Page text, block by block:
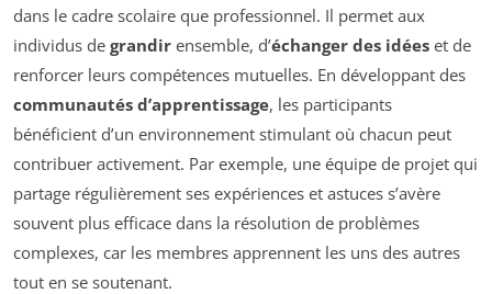
dans le cadre scolaire que professionnel. Il permet aux
individus de grandir ensemble, d’échanger des idées et de
renforcer leurs compétences mutuelles. En développant des
communautés d’apprentissage, les participants
bénéficient d’un environnement stimulant où chacun peut
contribuer activement. Par exemple, une équipe de projet qui
partage régulièrement ses expériences et astuces s’avère
souvent plus efficace dans la résolution de problèmes
complexes, car les membres apprennent les uns des autres
tout en se soutenant.